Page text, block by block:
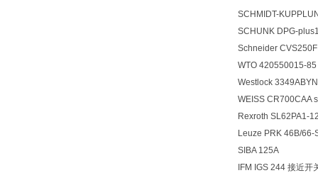
SCHMIDT-
SCHUNK DPG-
Schneider
WTO 420550015-
Westlock
WEISS CR700CAA
Rexroth SL62PA1-
Leuze PRK 46B/
SIBA 125A
IFM IGS 244 接近开